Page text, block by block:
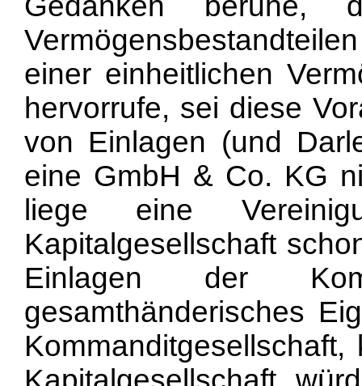
einer einheitlichen
hervorrufe, sei diese
von Einlagen (und
eine GmbH & Co. KG
liege eine
Kapitalgesellschaft
Einlagen der
gesamthänderisches